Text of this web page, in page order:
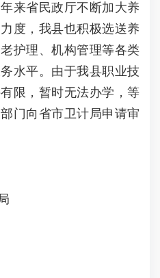
来省民政厅不断加大养
度，我县也积极选送养
护理、机构管理等各类
水平。由于我县职业技
限，暂时无法办学，等
门向省市卫计局申请审
局